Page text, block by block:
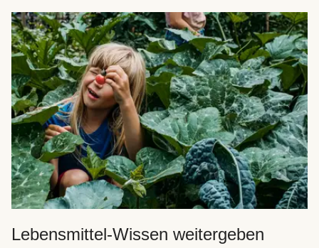
Lebensmittel-Wissen weitergeben